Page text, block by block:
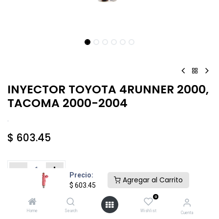
Precio:
$ 603.45
Agregar al Carrito
Home Search
0
Wishlist Cuenta
INYECTOR TOYOTA 4RUNNER 2000,
TACOMA 2000-2004
$ 603.45
Comprar ahora
Agregar a la lista de deseos